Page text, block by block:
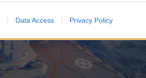
Data Access Privacy Policy